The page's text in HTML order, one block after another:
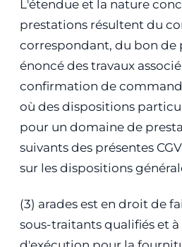
L'étendue et la nature
prestations résultent du
correspondant, du bon de
énoncé des travaux
confirmation de
où des dispositions
pour un domaine de
suivants des présentes
sur les dispositions
(3) arades est en droit de
sous-traitants qualifiés et